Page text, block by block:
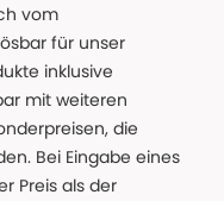
vom
für unser
inklusive
mit weiteren
die
Bei Eingabe eines
Preis als der